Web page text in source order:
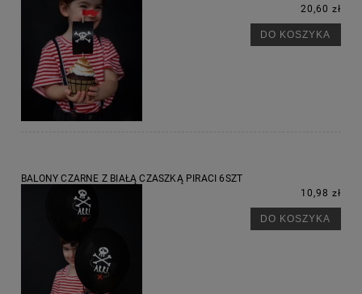
20,60 zł
DO KOSZYKA
BALONY CZARNE Z BIAŁĄ CZASZKĄ PIRACI 6SZT
10,98 zł
DO KOSZYKA